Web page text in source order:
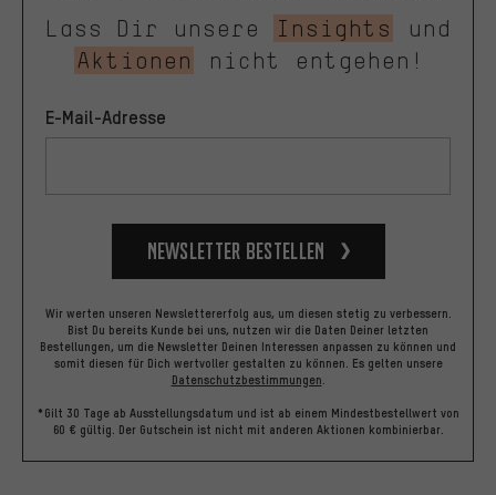
Lass Dir unsere
Insights
und
Aktionen
nicht entgehen!
E-Mail-Adresse
Newsletter bestellen
Wir werten unseren Newslettererfolg aus, um diesen stetig zu verbessern.
Bist Du bereits Kunde bei uns, nutzen wir die Daten Deiner letzten
Bestellungen, um die Newsletter Deinen Interessen anpassen zu können und
somit diesen für Dich wertvoller gestalten zu können. Es gelten unsere
Datenschutzbestimmungen.
*Gilt 30 Tage ab Ausstellungsdatum und ist ab einem Mindestbestellwert von
60 € gültig. Der Gutschein ist nicht mit anderen Aktionen kombinierbar.